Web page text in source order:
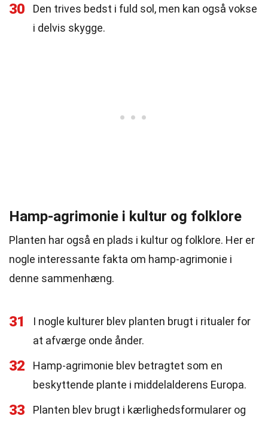
30
Den trives bedst i fuld sol, men kan også vokse
i delvis skygge.
Hamp-agrimonie i kultur og folklore
Planten har også en plads i kultur og folklore. Her er
nogle interessante fakta om hamp-agrimonie i
denne sammenhæng.
31
I nogle kulturer blev planten brugt i ritualer for
at afværge onde ånder.
32
Hamp-agrimonie blev betragtet som en
beskyttende plante i middelalderens Europa.
33
Planten blev brugt i kærlighedsformularer og